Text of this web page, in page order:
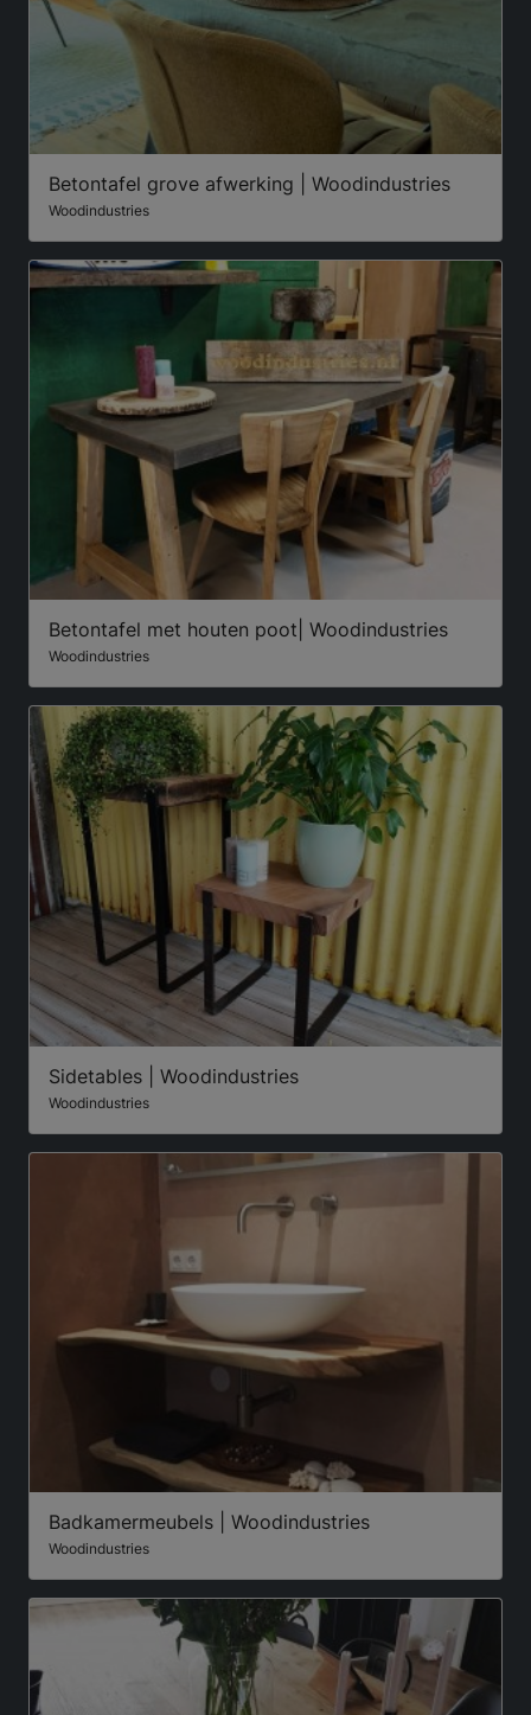
Betontafel grove afwerking | Woodindustries
Woodindustries
Betontafel met houten poot| Woodindustries
Woodindustries
Sidetables | Woodindustries
Woodindustries
Badkamermeubels | Woodindustries
Woodindustries